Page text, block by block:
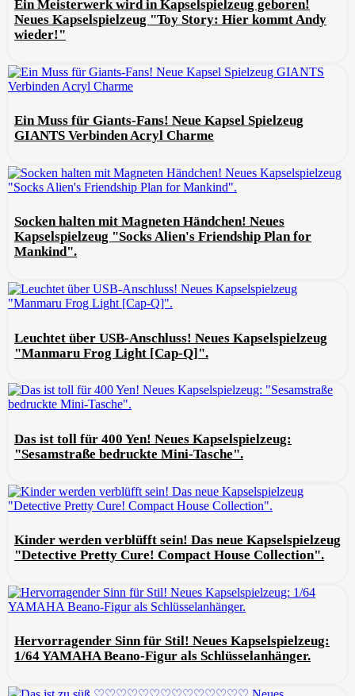
Ein Meisterwerk wird in Kapselspielzeug geboren!
Neues Kapselspielzeug "Toy Story: Hier kommt Andy
wieder!"
Ein Muss für Giants-Fans! Neue Kapsel Spielzeug
GIANTS Verbinden Acryl Charme
Socken halten mit Magneten Händchen! Neues
Kapselspielzeug "Socks Alien's Friendship Plan for
Mankind".
Leuchtet über USB-Anschluss! Neues Kapselspielzeug
"Manmaru Frog Light [Cap-Q]".
Das ist toll für 400 Yen! Neues Kapselspielzeug:
"Sesamstraße bedruckte Mini-Tasche".
Kinder werden verblüfft sein! Das neue Kapselspielzeug
"Detective Pretty Cure! Compact House Collection".
Hervorragender Sinn für Stil! Neues Kapselspielzeug:
1/64 YAMAHA Beano-Figur als Schlüsselanhänger.